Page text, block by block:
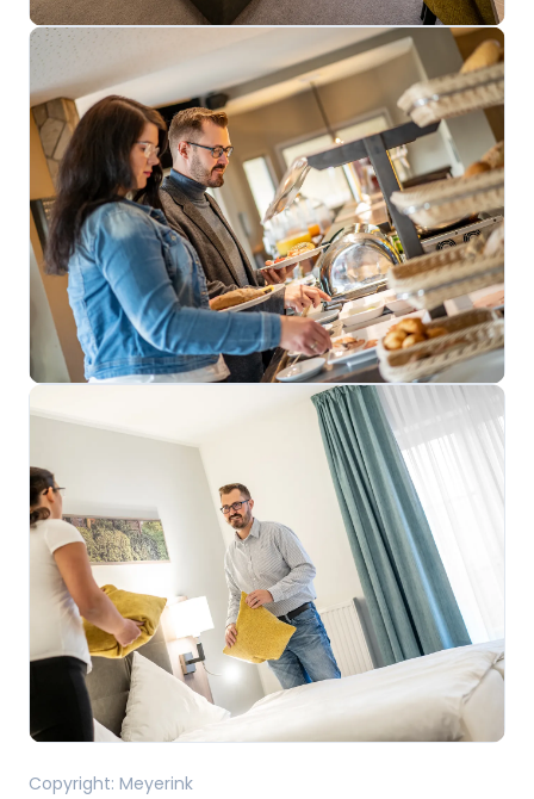
Copyright: Meyerink